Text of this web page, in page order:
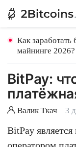
Как заработать
майнинге 2026?
BitPay:
Валик Ткач 3
BitPay